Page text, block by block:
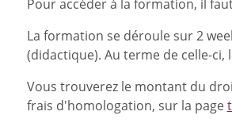
Pour accéder à la formation, il
La formation se déroule sur 2
(didactique). Au terme de celle-
Vous trouverez le montant du
frais d'homologation, sur la page